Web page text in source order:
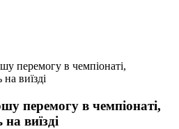
перемогу в чемпіонаті,
виїзді
перемогу в чемпіонаті,
виїзді